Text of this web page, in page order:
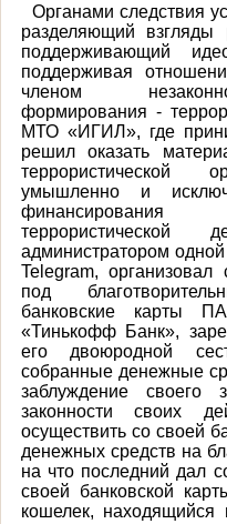
Органами следствия
разделяющий взгляды
поддерживающий
поддерживая
членом
формирования -
МТО «ИГИЛ», где
решил оказать
террористической
умышленно и
террористической
администратором
Telegram,
под
банковские карты
«Тинькофф Банк»,
его двоюродной
собранные денежные
заблуждение своего
законности своих
осуществить со своей
денежных средств на
на что последний дал
своей банковской
кошелек, находящийся